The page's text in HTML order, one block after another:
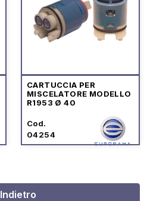
Indietro
CARTUCCIA PER
MISCELATORE MODELLO
R1953 Ø 40
Cod.
04254